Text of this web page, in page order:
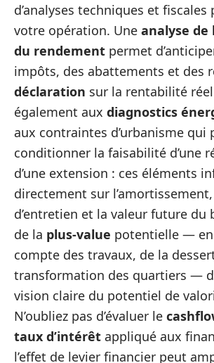
d’analyses techniques et
votre opération. Une analyse
du rendement permet
impôts, des abattements et des
déclaration sur la rentabilité
également aux diagnostics
aux contraintes d’urbanisme qui
conditionner la faisabilité d’une
d’une extension : ces éléments
directement sur
d’entretien et la valeur future du
de la plus-value potentielle —
compte des travaux, de la
transformation des quartiers —
vision claire du potentiel de
N’oubliez pas d’évaluer le
taux d’intérêt appliqué aux
l’effet de levier financier peut